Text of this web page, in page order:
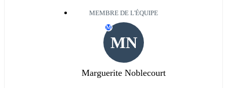
MEMBRE DE L'ÉQUIPE
MN
M
Marguerite Noblecourt